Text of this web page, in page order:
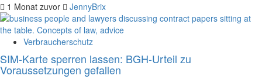
1 Monat zuvor JennyBrix
Verbraucherschutz
SIM-Karte sperren lassen: BGH-Urteil zu
Voraussetzungen gefallen